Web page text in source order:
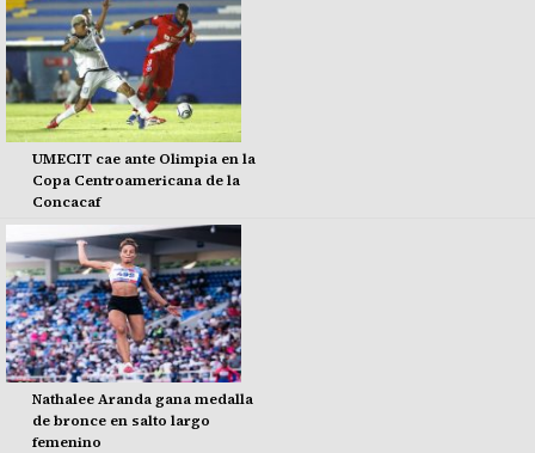
UMECIT cae ante Olimpia en la
Copa Centroamericana de la
Concacaf
Nathalee Aranda gana medalla
de bronce en salto largo
femenino